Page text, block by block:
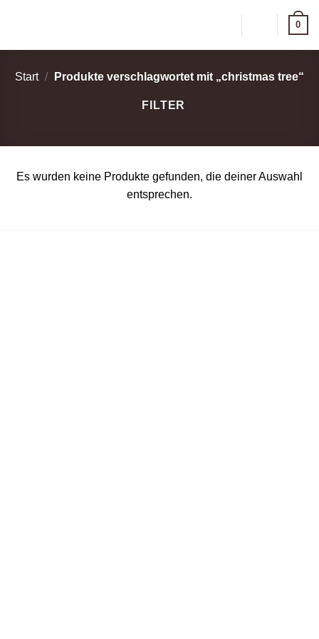
0
Start / Produkte verschlagwortet mit „christmas tree“
FILTER
Es wurden keine Produkte gefunden, die deiner Auswahl
entsprechen.